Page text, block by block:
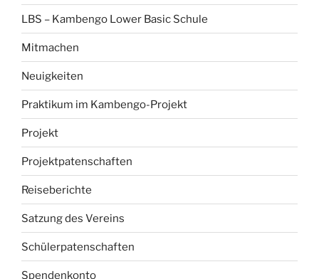
LBS – Kambengo Lower Basic Schule
Mitmachen
Neuigkeiten
Praktikum im Kambengo-Projekt
Projekt
Projektpatenschaften
Reiseberichte
Satzung des Vereins
Schülerpatenschaften
Spendenkonto